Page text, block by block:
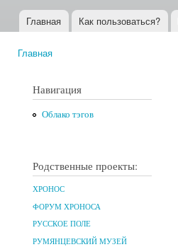
Главное меню
Главная Как пользоваться?
Главная
Навигация
Облако тэгов
Родственные проекты:
ХРОНОС
ФОРУМ ХРОНОСА
РУССКОЕ ПОЛЕ
РУМЯНЦЕВСКИЙ МУЗЕЙ